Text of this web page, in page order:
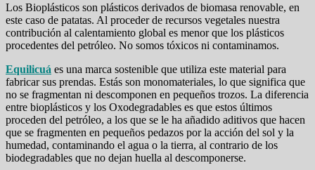
Los Bioplásticos son plásticos derivados de biomasa renovable, en
este caso de patatas. Al proceder de recursos vegetales nuestra
contribución al calentamiento global es menor que los plásticos
procedentes del petróleo. No somos tóxicos ni contaminamos.
Equilicuá es una marca sostenible que utiliza este material para
fabricar sus prendas. Estás son monomateriales, lo que significa que
no se fragmentan ni descomponen en pequeños trozos. La diferencia
entre bioplásticos y los Oxodegradables es que estos últimos
proceden del petróleo, a los que se le ha añadido aditivos que hacen
que se fragmenten en pequeños pedazos por la acción del sol y la
humedad, contaminando el agua o la tierra, al contrario de los
biodegradables que no dejan huella al descomponerse.